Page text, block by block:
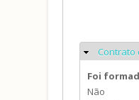
Ocultar
Contrato
Foi
Não